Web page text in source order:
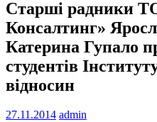
Старші радники
Консалтинг»
Катерина Гупало
студентів
відносин
27.11.2014 admin